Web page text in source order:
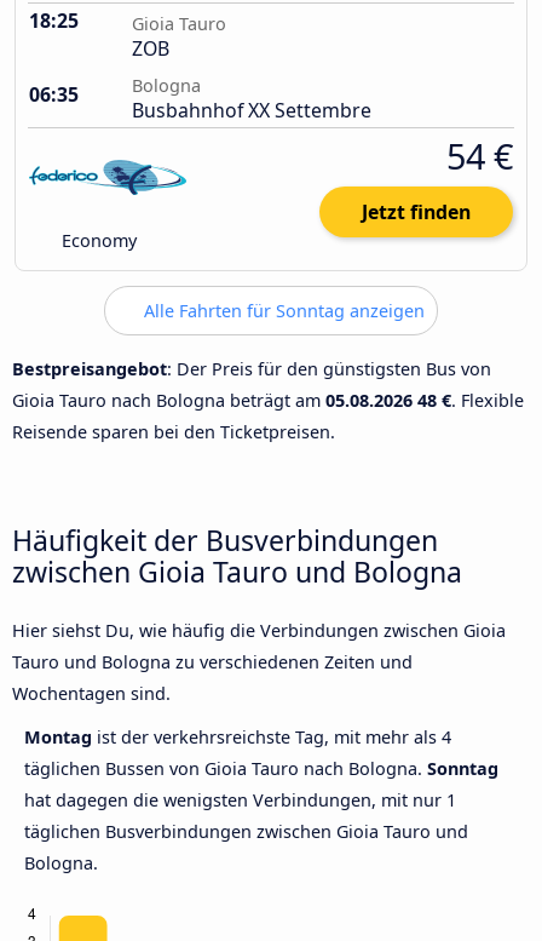
18:25 Gioia Tauro
ZOB
06:35
Bologna
Busbahnhof XX Settembre
Economy
54 €
Jetzt finden
Alle Fahrten für Sonntag anzeigen
Bestpreisangebot: Der Preis für den günstigsten Bus von
Gioia Tauro nach Bologna beträgt am 05.08.2026 48 €. Flexible
Reisende sparen bei den Ticketpreisen.
Häufigkeit der Busverbindungen
zwischen Gioia Tauro und Bologna
Hier siehst Du, wie häufig die Verbindungen zwischen Gioia
Tauro und Bologna zu verschiedenen Zeiten und
Wochentagen sind.
Montag ist der verkehrsreichste Tag, mit mehr als 4
täglichen Bussen von Gioia Tauro nach Bologna. Sonntag
hat dagegen die wenigsten Verbindungen, mit nur 1
täglichen Busverbindungen zwischen Gioia Tauro und
Bologna.